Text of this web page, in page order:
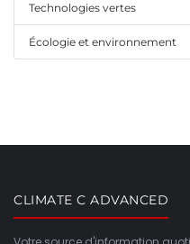
Technologies vertes
Écologie et environnement
CLIMATE C ADVANCED